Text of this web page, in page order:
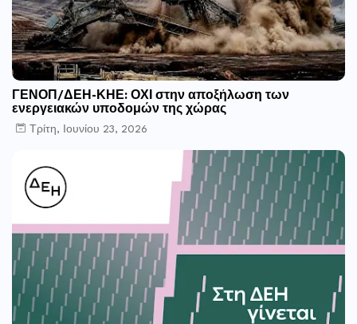
ΓΕΝΟΠ/ΔΕΗ-ΚΗΕ: ΟΧΙ στην αποξήλωση των
ενεργειακών υποδομών της χώρας
Τρίτη, Ιουνίου 23, 2026